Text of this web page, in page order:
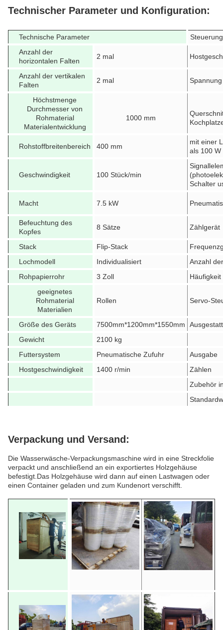
Technischer Parameter und Konfiguration:
Technische Parameter
Anzahl der
horizontalen Falten
2 mal
Anzahl der vertikalen
Falten
2 mal Spannung
Höchstmenge
Durchmesser von
Rohmaterial
Materialentwicklung
1000 mm
Rohstoffbreitenbereich 400 mm
mit einer
als 100 W
Geschwindigkeit 100 Stück/min
Schalter
Macht 7.5 kW
Befeuchtung des
Kopfes
8 Sätze Zählgerät
Stack Flip-Stack
Lochmodell
Individualisiert
Anzahl
Rohpapierrohr
3 Zoll
Häufigkeit
geeignetes
Rohmaterial
Materialien
Rollen Servo-
Größe des Geräts 7500mm*1200mm*1550mm
Gewicht
2100 kg
Futtersystem
Pneumatische Zufuhr
Ausgabe
Hostgeschwindigkeit
1400 r/min
Zählen
Zubehör
Verpackung und Versand:
Die Wasserwäsche-Verpackungsmaschine wird in eine Streckfolie
verpackt und anschließend an ein exportiertes Holzgehäuse
befestigt.Das Holzgehäuse wird dann auf einen Lastwagen oder
einen Container geladen und zum Kundenort verschifft.